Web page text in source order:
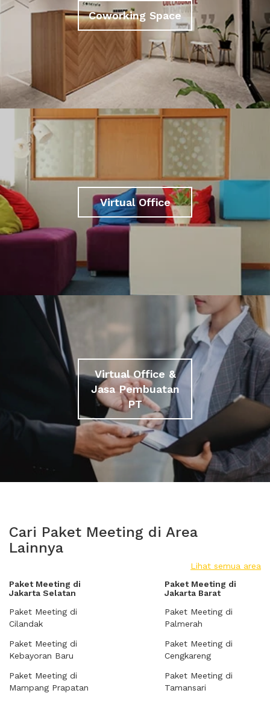
Coworking Space
Virtual Office
Virtual Office &
Jasa Pembuatan
PT
Cari Paket Meeting di Area
Lainnya
Lihat semua area
Paket Meeting di
Jakarta Selatan
Paket Meeting di
Cilandak
Paket Meeting di
Kebayoran Baru
Paket Meeting di
Mampang Prapatan
Paket Meeting di
Jakarta Barat
Paket Meeting di
Palmerah
Paket Meeting di
Cengkareng
Paket Meeting di
Tamansari